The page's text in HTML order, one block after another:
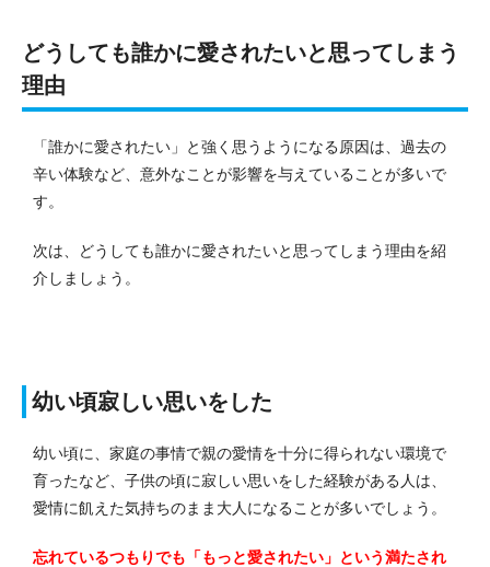
どうしても誰かに愛されたいと思ってしまう
理由
「誰かに愛されたい」と強く思うようになる原因は、過去の
辛い体験など、意外なことが影響を与えていることが多いで
す。
次は、どうしても誰かに愛されたいと思ってしまう理由を紹
介しましょう。
幼い頃寂しい思いをした
幼い頃に、家庭の事情で親の愛情を十分に得られない環境で
育ったなど、子供の頃に寂しい思いをした経験がある人は、
愛情に飢えた気持ちのまま大人になることが多いでしょう。
忘れているつもりでも「もっと愛されたい」という満たされ